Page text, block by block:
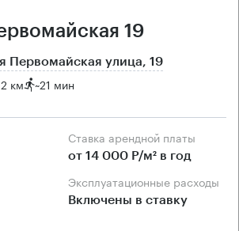
19
Первомайская улица, 19
км ~21 мин
Ставка арендной платы
от 14 000 Р/м² в год
Эксплуатационные расходы
Включены в ставку